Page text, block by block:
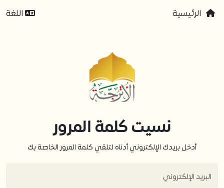
الرئيسية اللغة
نسيت كلمة المرور
أدخل بريدك الإلكتروني أدناه لتلقي كلمة المرور الخاصة بك